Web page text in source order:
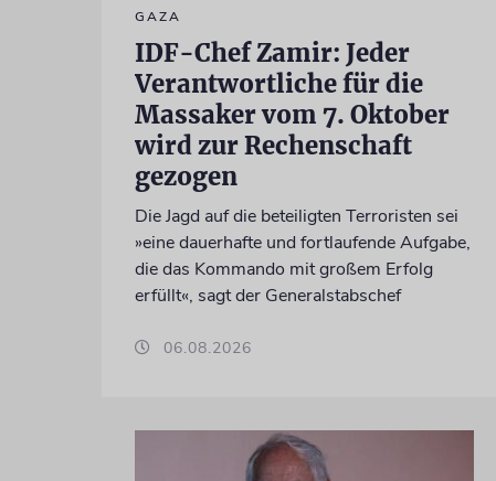
GAZA
IDF-Chef Zamir: Jeder
Verantwortliche für die
Massaker vom 7. Oktober
wird zur Rechenschaft
gezogen
Die Jagd auf die beteiligten Terroristen sei
»eine dauerhafte und fortlaufende Aufgabe,
die das Kommando mit großem Erfolg
erfüllt«, sagt der Generalstabschef
06.08.2026